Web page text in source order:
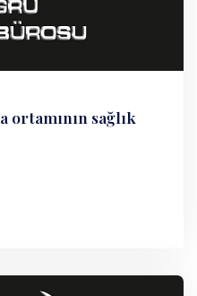
ortamının sağlık